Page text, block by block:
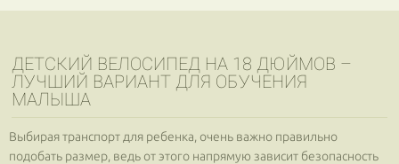
ДЕТСКИЙ ВЕЛОСИПЕД НА 18 ДЮЙМОВ –
ЛУЧШИЙ ВАРИАНТ ДЛЯ ОБУЧЕНИЯ
МАЛЫША
Выбирая транспорт для ребенка, очень важно правильно
подобать размер, ведь от этого напрямую зависит безопасность